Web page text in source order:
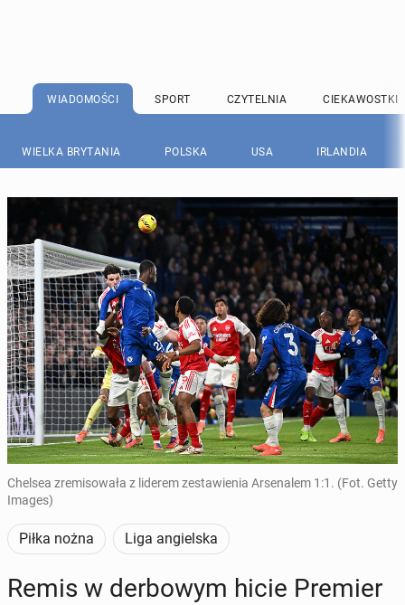
WIADOMOŚCI SPORT CZYTELNIA CIEKAWOSTKI
WIELKA BRYTANIA POLSKA USA IRLANDIA
Chelsea zremisowała z liderem zestawienia Arsenalem 1:1. (Fot. Getty
Images)
Piłka nożna Liga angielska
Remis w der­bo­wym hicie Premier